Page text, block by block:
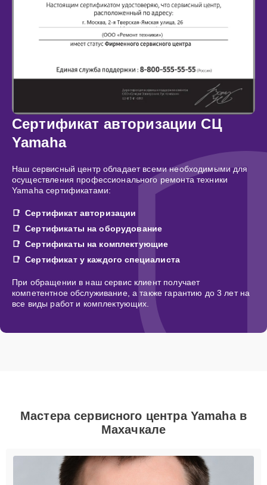
Сертификат авторизации СЦ
Yamaha
Наш сервисный центр обладает всеми необходимыми для
осуществления профессионального ремонта техники
Yamaha сертификатами:
Сертификат авторизации
Сертификаты на оборудование
Сертификаты на комплектующие
Сертификат у каждого специалиста
При обращении в наш сервис клиент получает
компетентное обслуживание, а также гарантию до 3 лет на
все виды работ и комплектующих.
Мастера сервисного центра Yamaha в
Махачкале